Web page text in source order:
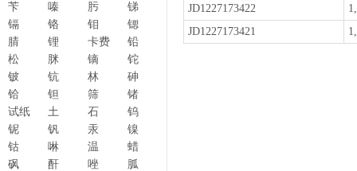
苄
嗪 肟
锑
镉
铬 钼
锶
腈
锂 卡费
铅
松
脒 镝
铊
铍
钪 林
砷
铪
钽 筛
锗
试纸
土 石
钨
铌
钒 汞
镍
钴
啉 温
蜡
砜
酐 唑
胍
JD1227173422
JD1227173421